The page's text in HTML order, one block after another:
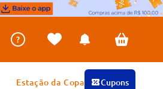
Estação da Copa Cupons